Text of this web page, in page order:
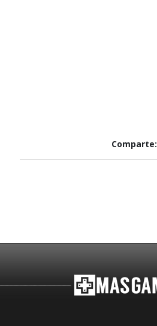
Comparte: